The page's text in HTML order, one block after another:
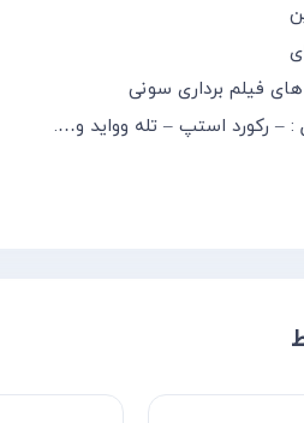
فیلم برداری سونی
: – رکورد استپ – تله وواید و….